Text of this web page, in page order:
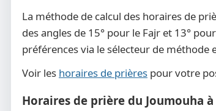
La méthode de calcul des horaires de
des angles de 15° pour le Fajr et 13°
préférences via le sélecteur de méthode
Voir les horaires de prières pour votre
Horaires de prière du Joumouha